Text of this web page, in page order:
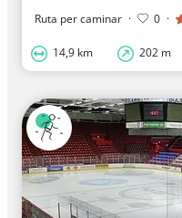
Ruta per caminar · 0 ·
14,9 km 202 m